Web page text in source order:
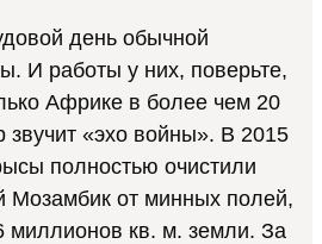
день обычной
И работы у них, поверьте,
Африке в более чем 20
звучит «эхо войны». В 2015
полностью очистили
Мозамбик от минных полей,
миллионов кв. м. земли. За